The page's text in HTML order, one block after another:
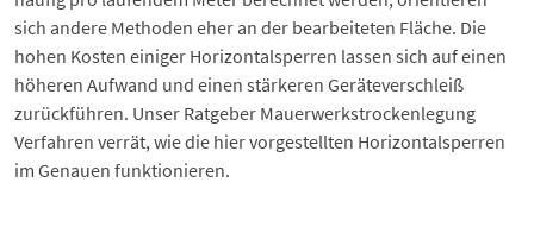
sich andere Methoden eher an der bearbeiteten Fläche. Die
hohen Kosten einiger Horizontalsperren lassen sich auf einen
höheren Aufwand und einen stärkeren Geräteverschleiß
zurückführen. Unser Ratgeber Mauerwerkstrockenlegung
Verfahren verrät, wie die hier vorgestellten Horizontalsperren
im Genauen funktionieren.